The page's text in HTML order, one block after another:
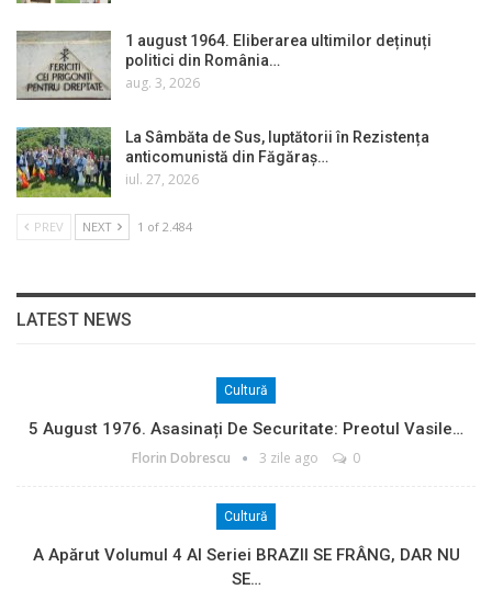
1 august 1964. Eliberarea ultimilor deținuți
politici din România…
aug. 3, 2026
La Sâmbăta de Sus, luptătorii în Rezistența
anticomunistă din Făgăraș…
iul. 27, 2026
PREV NEXT 1 of 2.484
LATEST NEWS
Cultură
5 August 1976. Asasinați De Securitate: Preotul Vasile…
Florin Dobrescu 3 zile ago 0
Cultură
A Apărut Volumul 4 Al Seriei BRAZII SE FRÂNG, DAR NU
SE…